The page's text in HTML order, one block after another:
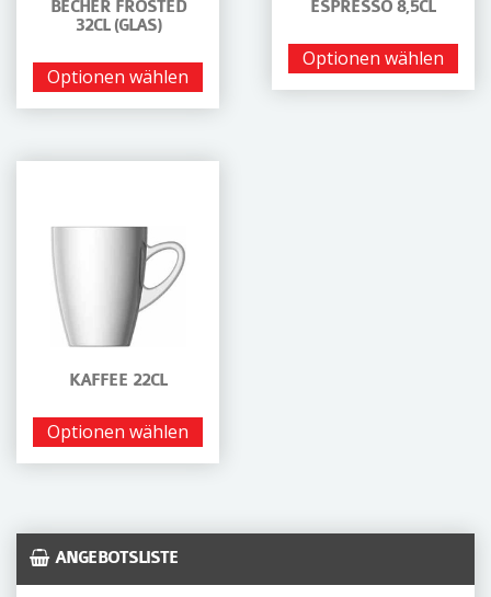
BECHER FROSTED
32CL (GLAS)
Optionen wählen
ESPRESSO 8,5CL
Optionen wählen
KAFFEE 22CL
Optionen wählen
ANGEBOTSLISTE